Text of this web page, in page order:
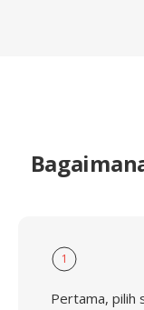
1
Pertama, pilih